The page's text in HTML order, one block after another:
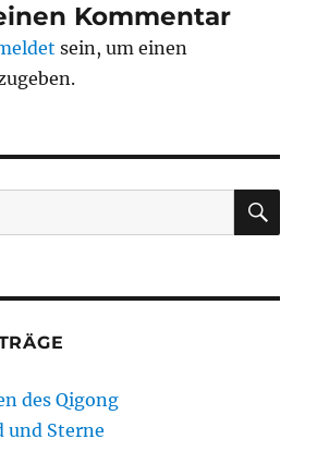
Kommentar
sein, um einen
des Qigong
und Sterne